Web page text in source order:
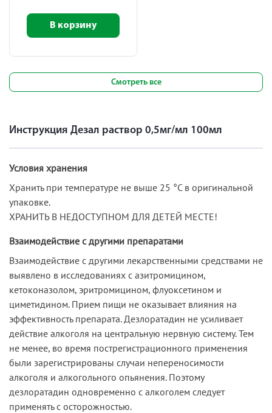
В корзину
Смотреть все
Инструкция Дезал раствор 0,5мг/мл 100мл
Условия хранения
Хранить при температуре не выше 25 °C в оригинальной
упаковке.
ХРАНИТЬ В НЕДОСТУПНОМ ДЛЯ ДЕТЕЙ МЕСТЕ!
Взаимодействие с другими препаратами
Взаимодействие с другими лекарственными средствами не
выявлено в исследованиях с азитромицином,
кетоконазолом, эритромицином, флуоксетином и
циметидином. Прием пищи не оказывает влияния на
эффективность препарата. Дезлоратадин не усиливает
действие алкоголя на центральную нервную систему. Тем
не менее, во время пострегистрационного применения
были зарегистрированы случаи непереносимости
алкоголя и алкогольного опьянения. Поэтому
дезлоратадин одновременно с алкоголем следует
применять с осторожностью.